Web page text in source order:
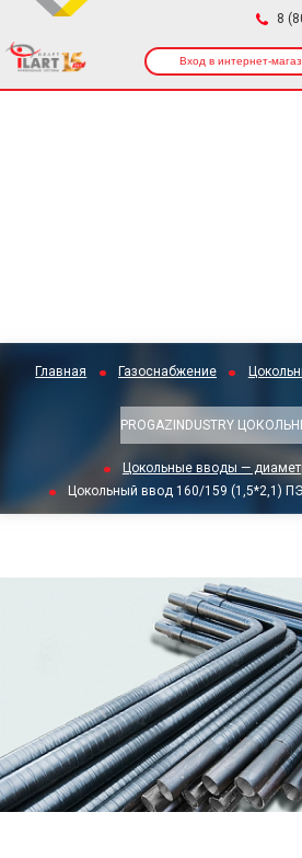
8
Вход в интернет-
Главная Газоснабжение
PROGAZINDUSTRY
Цокольные вводы —
Цокольный ввод 160/159 (1,5*2,1)